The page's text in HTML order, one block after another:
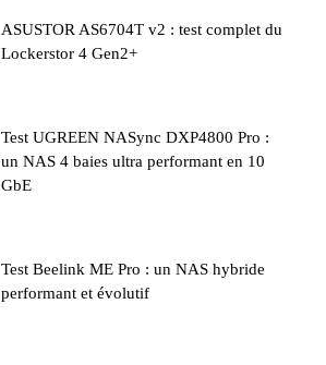
ASUSTOR AS6704T v2 : test complet du
Lockerstor 4 Gen2+
Test UGREEN NASync DXP4800 Pro :
un NAS 4 baies ultra performant en 10
GbE
Test Beelink ME Pro : un NAS hybride
performant et évolutif